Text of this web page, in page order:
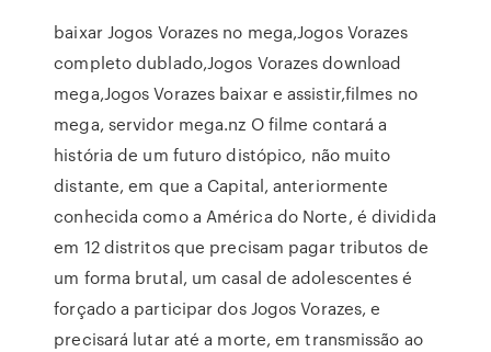
baixar Jogos Vorazes no mega,Jogos Vorazes
completo dublado,Jogos Vorazes download
mega,Jogos Vorazes baixar e assistir,filmes no
mega, servidor mega.nz O filme contará a
história de um futuro distópico, não muito
distante, em que a Capital, anteriormente
conhecida como a América do Norte, é dividida
em 12 distritos que precisam pagar tributos de
um forma brutal, um casal de adolescentes é
forçado a participar dos Jogos Vorazes, e
precisará lutar até a morte, em transmissão ao